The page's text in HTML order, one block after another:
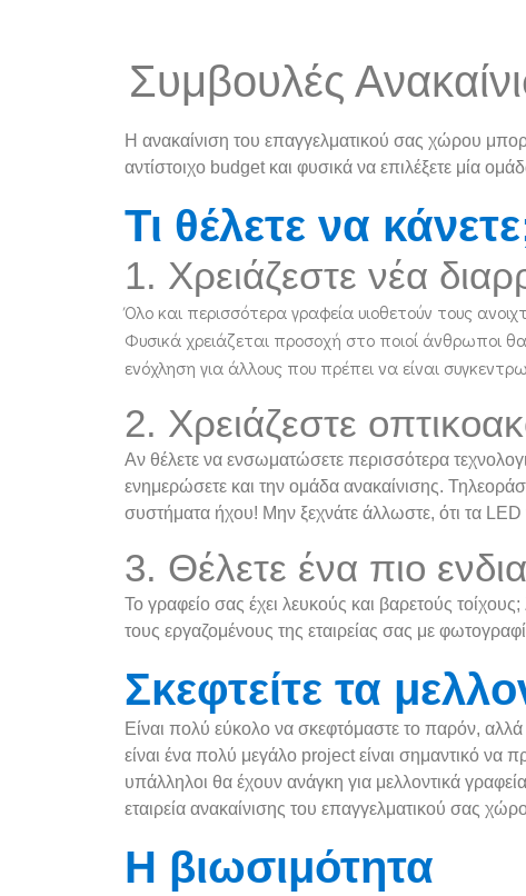
Συμβουλές
Η ανακαίνιση του επαγγελματικού σας χώρου
αντίστοιχο budget και φυσικά να επιλέξετε μία
Τι θέλετε να
1. Χρειάζεστε νέα
Όλο και περισσότερα γραφεία υιοθετούν τους
Φυσικά χρειάζεται προσοχή στο ποιοί άνθρωποι
ενόχληση για άλλους που πρέπει να είναι
2. Χρειάζεστε
Αν θέλετε να ενσωματώσετε περισσότερα
ενημερώσετε και την ομάδα ανακαίνισης.
συστήματα ήχου! Μην ξεχνάτε άλλωστε, ότι τα
3. Θέλετε ένα πιο
Το γραφείο σας έχει λευκούς και βαρετούς
τους εργαζομένους της εταιρείας σας με
Σκεφτείτε τα
Είναι πολύ εύκολο να σκεφτόμαστε το παρόν, αλλά
είναι ένα πολύ μεγάλο project είναι σημαντικό να
υπάλληλοι θα έχουν ανάγκη για μελλοντικά
εταιρεία ανακαίνισης του επαγγελματικού σας
Η βιωσιμότητα